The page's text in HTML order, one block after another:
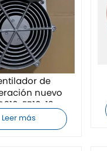
de
nuevo
EB10-12
Leer más